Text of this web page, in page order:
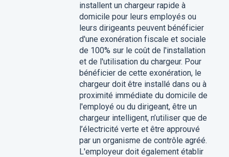
installent un chargeur rapide à
domicile pour leurs employés ou
leurs dirigeants peuvent bénéficier
d'une exonération fiscale et sociale
de 100% sur le coût de l'installation
et de l'utilisation du chargeur. Pour
bénéficier de cette exonération, le
chargeur doit être installé dans ou à
proximité immédiate du domicile de
l'employé ou du dirigeant, être un
chargeur intelligent, n’utiliser que de
l’électricité verte et être approuvé
par un organisme de contrôle agréé.
L'employeur doit également établir